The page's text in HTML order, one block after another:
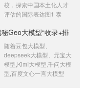
校，探索中国本土化人才
评估的国际表达图1 泰
Geo大模型“收录+排
随着豆包大模型、
deepseek大模型、元宝大
模型,Kimi大模型,千问大模
型,百度文心一言大模型